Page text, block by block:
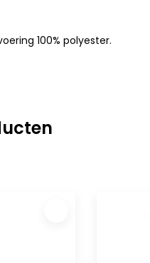
100% polyester.